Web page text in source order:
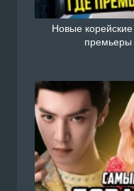
Новые
премьеры